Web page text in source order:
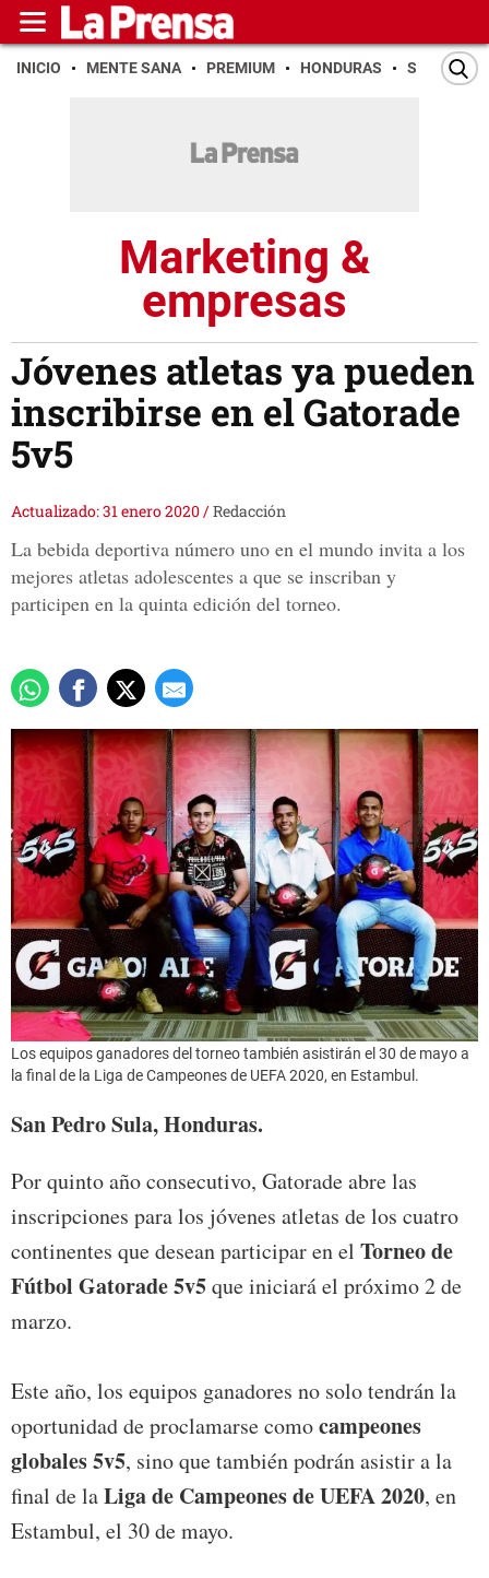
INICIO MENTE SANA PREMIUM HONDURAS SAN PEDRO
Marketing &
empresas
Jóvenes atletas ya pueden
inscribirse en el Gatorade
5v5
Actualizado: 31 enero 2020/Redacción
La bebida deportiva número uno en el mundo invita a los
mejores atletas adolescentes a que se inscriban y
participen en la quinta edición del torneo.
Los equipos ganadores del torneo también asistirán el 30 de mayo a
la final de la Liga de Campeones de UEFA 2020, en Estambul.
San Pedro Sula, Honduras.
Por quinto año consecutivo, Gatorade abre las
inscripciones para los jóvenes atletas de los cuatro
continentes que desean participar en el Torneo de
Fútbol Gatorade 5v5que iniciará el próximo 2 de
marzo.
Este año, los equipos ganadores no solo tendrán la
oportunidad de proclamarse comocampeones
globales 5v5, sino que también podrán asistir a la
final de laLiga de Campeones de UEFA 2020, en
Estambul, el 30 de mayo.